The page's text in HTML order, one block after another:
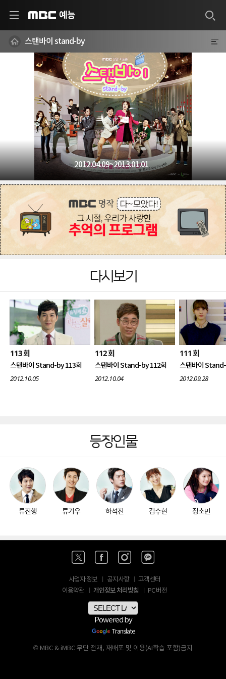
예능
스탠바이 stand-by
2012.04.09~2013.01.01
다시보기
113회
스탠바이 Stand-by 113회
2012.10.05
112회
스탠바이 Stand-by 112회
2012.10.04
111회
스탠바이
2012.09.28
등장인물
류진행 류기우 하석진 김수현 정소민
사업자 정보 공지사항
고객센터
이용약관
개인정보 처리방침 PC 버전
Powered by
Translate
© MBC & iMBC 무단 전재, 재배포 및 이용(AI학습 포함)금지